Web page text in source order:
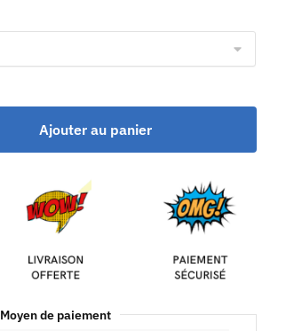
Ajouter au panier
Moyen de paiement